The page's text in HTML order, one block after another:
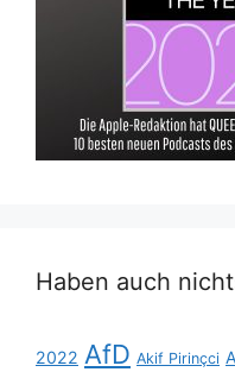
Haben auch
2022 AfD Akif Pirinçci